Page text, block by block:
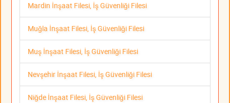
Mardin İnşaat Filesi, İş Güvenliği Filesi
Muğla İnşaat Filesi, İş Güvenliği Filesi
Muş İnşaat Filesi, İş Güvenliği Filesi
Nevşehir İnşaat Filesi, İş Güvenliği Filesi
Niğde İnşaat Filesi, İş Güvenliği Filesi